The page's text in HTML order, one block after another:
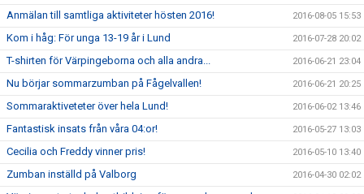
Anmälan till samtliga aktiviteter hösten 2016! 2016-08-05 15:53
Kom i håg: För unga 13-19 år i Lund 2016-07-28 20:02
T-shirten för Värpingeborna och alla andra... 2016-06-21 23:04
Nu börjar sommarzumban på Fågelvallen! 2016-06-21 20:25
Sommaraktiveteter över hela Lund! 2016-06-02 13:46
Fantastisk insats från våra 04:or! 2016-05-27 13:03
Cecilia och Freddy vinner pris! 2016-05-10 13:40
Zumban inställd på Valborg 2016-04-30 02:02